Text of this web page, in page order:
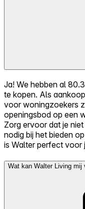
Ja! We hebben al
te kopen. Als
voor woningzoekers
openingsbod op een
Zorg ervoor dat je
nodig bij het bieden
is Walter perfect voor
Wat kan Walter Living mij